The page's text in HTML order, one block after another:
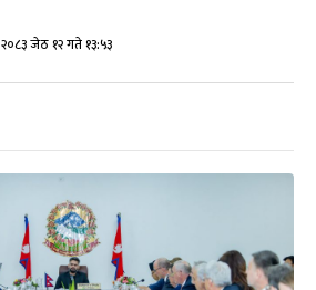
२०८३ जेठ १२ गते १३:५३